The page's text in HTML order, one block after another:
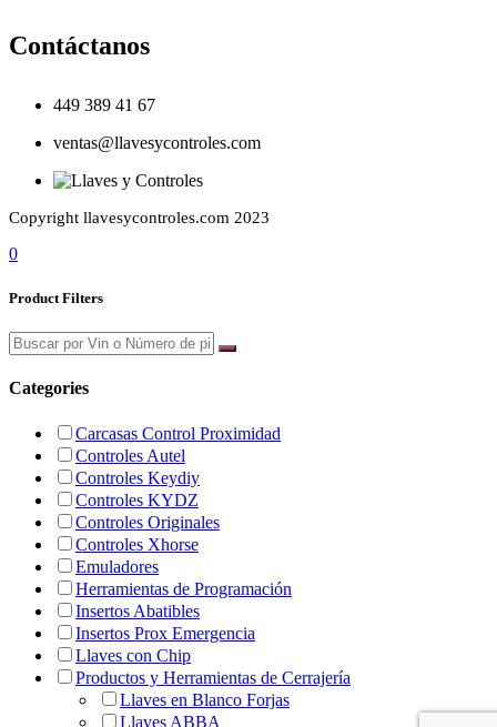
Contáctanos
449 389 41 67
ventas@llavesycontroles.com
Copyright llavesycontroles.com 2023
0
Product Filters
Categories
Carcasas Control Proximidad
Controles Autel
Controles Keydiy
Controles KYDZ
Controles Originales
Controles Xhorse
Emuladores
Herramientas de Programación
Insertos Abatibles
Insertos Prox Emergencia
Llaves con Chip
Productos y Herramientas de Cerrajería
Llaves en Blanco Forjas
Llaves ABBA